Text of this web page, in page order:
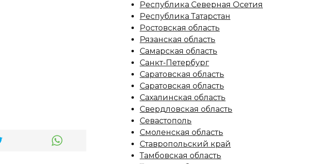
Республика Северная Осетия
Республика Татарстан
Ростовская область
Рязанская область
Самарская область
Санкт-Петербург
Саратовская область
Саратовская область
Сахалинская область
Свердловская область
Севастополь
Смоленская область
Ставропольский край
Тамбовская область